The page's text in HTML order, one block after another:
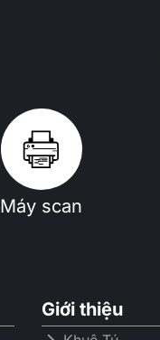
Máy scan
Giới thiệu